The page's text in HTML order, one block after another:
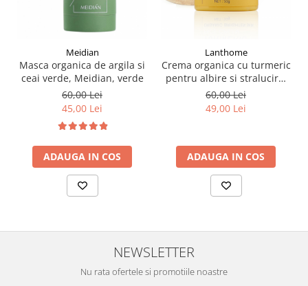
Meidian
Masca organica de argila si
ceai verde, Meidian, verde
60,00 Lei
45,00 Lei
ADAUGA IN COS
Lanthome
Crema organica cu turmeric
pentru albire si stralucire,
Lanthome
60,00 Lei
49,00 Lei
ADAUGA IN COS
NEWSLETTER
Nu rata ofertele si promotiile noastre